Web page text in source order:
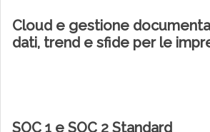
Cloud e gestione
dati, trend e sfide per le
SOC 1 e SOC 2 Standard